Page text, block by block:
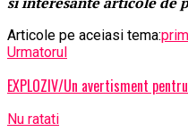
Articole pe aceiasi tema:
Urmatorul
EXPLOZIV/Un avertisment
Nu ratati